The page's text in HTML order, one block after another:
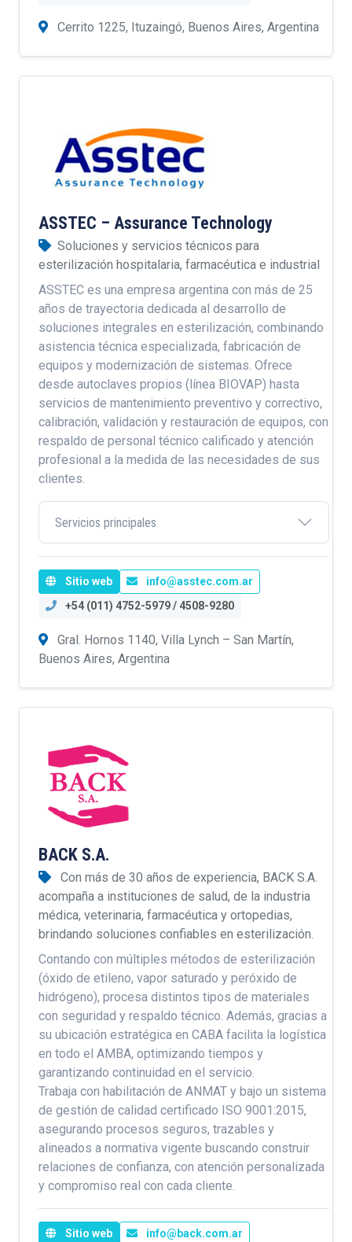
Cerrito 1225, Ituzaingó, Buenos Aires, Argentina
ASSTEC – Assurance Technology
Soluciones y servicios técnicos para
esterilización hospitalaria, farmacéutica e industrial
ASSTEC es una empresa argentina con más de 25
años de trayectoria dedicada al desarrollo de
soluciones integrales en esterilización, combinando
asistencia técnica especializada, fabricación de
equipos y modernización de sistemas. Ofrece
desde autoclaves propios (línea BIOVAP) hasta
servicios de mantenimiento preventivo y correctivo,
calibración, validación y restauración de equipos, con
respaldo de personal técnico calificado y atención
profesional a la medida de las necesidades de sus
clientes.
Servicios principales
Sitio web
info@asstec.com.ar
+54 (011) 4752-5979 / 4508-9280
Gral. Hornos 1140, Villa Lynch – San Martín,
Buenos Aires, Argentina
BACK S.A.
Con más de 30 años de experiencia, BACK S.A.
acompaña a instituciones de salud, de la industria
médica, veterinaria, farmacéutica y ortopedias,
brindando soluciones confiables en esterilización.
Contando con múltiples métodos de esterilización
(óxido de etileno, vapor saturado y peróxido de
hidrógeno), procesa distintos tipos de materiales
con seguridad y respaldo técnico. Además, gracias a
su ubicación estratégica en CABA facilita la logística
en todo el AMBA, optimizando tiempos y
garantizando continuidad en el servicio.
Trabaja con habilitación de ANMAT y bajo un sistema
de gestión de calidad certificado ISO 9001:2015,
asegurando procesos seguros, trazables y
alineados a normativa vigente buscando construir
relaciones de confianza, con atención personalizada
y compromiso real con cada cliente.
Sitio web info@back.com.ar